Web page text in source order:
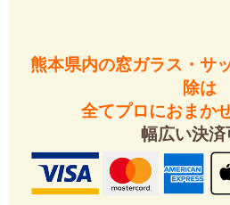
熊本県内の窓ガラス・サ
除は
全てプロにおまか
幅広い決済